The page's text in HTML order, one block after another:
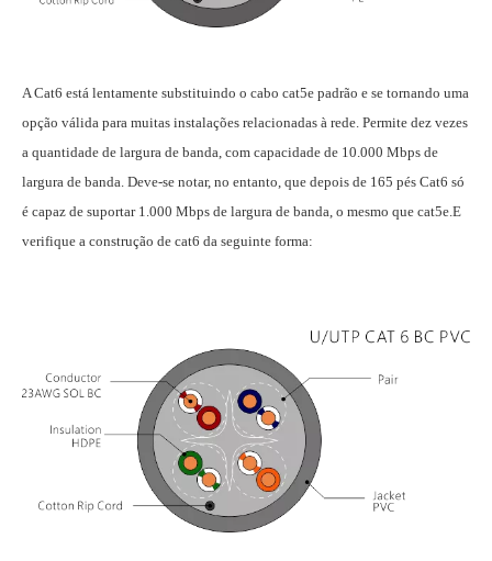
A Cat6 está lentamente substituindo o cabo cat5e padrão e se tornando uma
opção válida para muitas instalações relacionadas à rede. Permite dez vezes
a quantidade de largura de banda, com capacidade de 10.000 Mbps de
largura de banda. Deve-se notar, no entanto, que depois de 165 pés Cat6 só
é capaz de suportar 1.000 Mbps de largura de banda, o mesmo que cat5e.E
verifique a construção de cat6 da seguinte forma: